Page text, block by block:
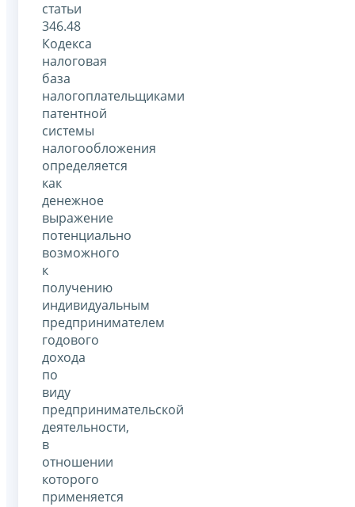
статьи
346.48
Кодекса
налоговая
база
налогоплательщиками
патентной
системы
налогообложения
определяется
как
денежное
выражение
потенциально
возможного
к
получению
индивидуальным
предпринимателем
годового
дохода
по
виду
предпринимательской
деятельности,
в
отношении
которого
применяется